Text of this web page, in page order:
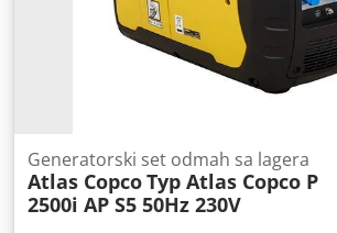
Generatorski set odmah sa lagera
Atlas CopcoTyp Atlas Copco P
2500i AP S5 50Hz 230V